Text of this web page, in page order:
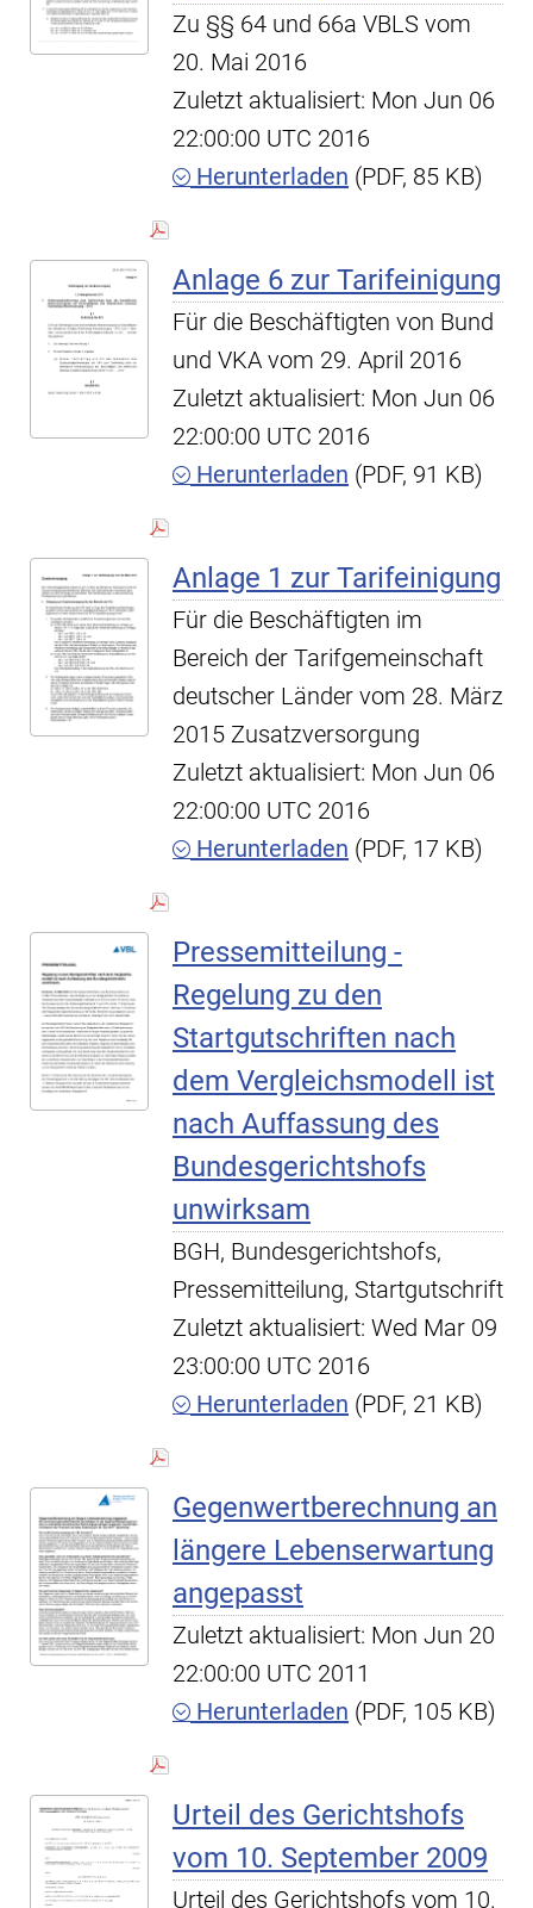
Zu §§ 64 und 66a VBLS vom
20. Mai 2016
Zuletzt aktualisiert: Mon Jun 06
22:00:00 UTC 2016
Herunterladen (PDF, 85 KB)
Anlage 6 zur Tarifeinigung
Für die Beschäftigten von Bund
und VKA vom 29. April 2016
Zuletzt aktualisiert: Mon Jun 06
22:00:00 UTC 2016
Herunterladen (PDF, 91 KB)
Anlage 1 zur Tarifeinigung
Für die Beschäftigten im
Bereich der Tarifgemeinschaft
deutscher Länder vom 28. März
2015 Zusatzversorgung
Zuletzt aktualisiert: Mon Jun 06
22:00:00 UTC 2016
Herunterladen (PDF, 17 KB)
Pressemitteilung -
Regelung zu den
Startgutschriften nach
dem Vergleichsmodell ist
nach Auffassung des
Bundesgerichtshofs
unwirksam
BGH, Bundesgerichtshofs,
Pressemitteilung, Startgutschrift
Zuletzt aktualisiert: Wed Mar 09
23:00:00 UTC 2016
Herunterladen (PDF, 21 KB)
Gegenwertberechnung an
längere Lebenserwartung
angepasst
Zuletzt aktualisiert: Mon Jun 20
22:00:00 UTC 2011
Herunterladen (PDF, 105 KB)
Urteil des Gerichtshofs
vom 10. September 2009
Urteil des Gerichtshofs vom 10.